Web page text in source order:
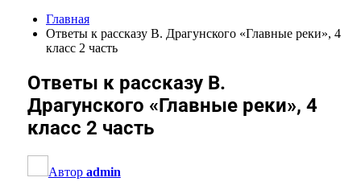
Главная
Ответы к рассказу В. Драгунского «Главные реки», 4
класс 2 часть
Ответы к рассказу В.
Драгунского «Главные реки», 4
класс 2 часть
Автор admin